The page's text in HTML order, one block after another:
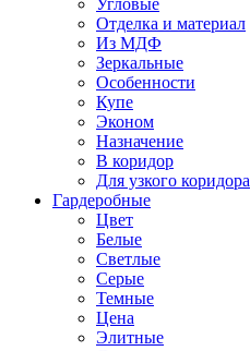
Угловые
Отделка и материал
Из МДФ
Зеркальные
Особенности
Купе
Эконом
Назначение
В коридор
Для узкого коридора
Гардеробные
Цвет
Белые
Светлые
Серые
Темные
Цена
Элитные